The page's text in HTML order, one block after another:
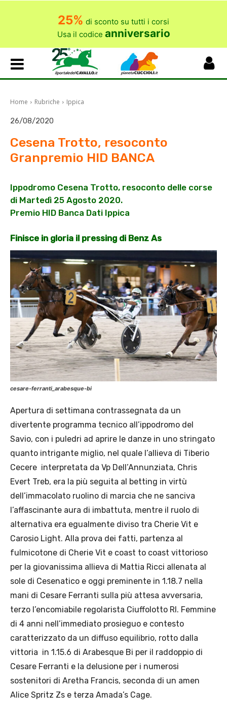
25% di sconto su tutti i corsi
Usa il codice anniversario
Home Rubriche Ippica
26/08/2020
Cesena Trotto, resoconto
Granpremio HID BANCA
Ippodromo Cesena Trotto, resoconto delle corse
di Martedì 25 Agosto 2020.
Premio HID Banca Dati Ippica
Finisce in gloria il pressing di Benz As
cesare-ferranti_arabesque-bi
Apertura di settimana contrassegnata da un
divertente programma tecnico all’ippodromo del
Savio, con i puledri ad aprire le danze in uno stringato
quanto intrigante miglio, nel quale l’allieva di Tiberio
Cecere interpretata da Vp Dell’Annunziata, Chris
Evert Treb, era la più seguita al betting in virtù
dell’immacolato ruolino di marcia che ne sanciva
l’affascinante aura di imbattuta, mentre il ruolo di
alternativa era egualmente diviso tra Cherie Vit e
Carosio Light. Alla prova dei fatti, partenza al
fulmicotone di Cherie Vit e coast to coast vittorioso
per la giovanissima allieva di Mattia Ricci allenata al
sole di Cesenatico e oggi preminente in 1.18.7 nella
mani di Cesare Ferranti sulla più attesa avversaria,
terzo l’encomiabile regolarista Ciuffolotto Rl. Femmine
di 4 anni nell’immediato prosieguo e contesto
caratterizzato da un diffuso equilibrio, rotto dalla
vittoria in 1.15.6 di Arabesque Bi per il raddoppio di
Cesare Ferranti e la delusione per i numerosi
sostenitori di Aretha Francis, seconda di un amen
Alice Spritz Zs e terza Amada’s Cage.